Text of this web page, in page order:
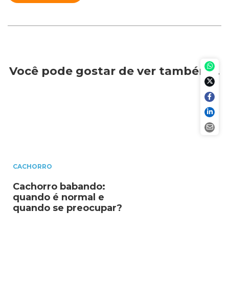
Você pode gostar de ver também…
CACHORRO
Cachorro babando:
quando é normal e
quando se preocupar?